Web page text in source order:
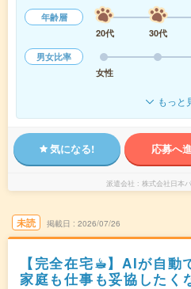
年齢層
20代
30代
男女比率
女性
もっと
気になる! 応募へ
派遣会社 株式会社日本
未読 掲載日 2026/07/26
【完全在宅☕︎】AIが自動
家庭も仕事も妥協したく